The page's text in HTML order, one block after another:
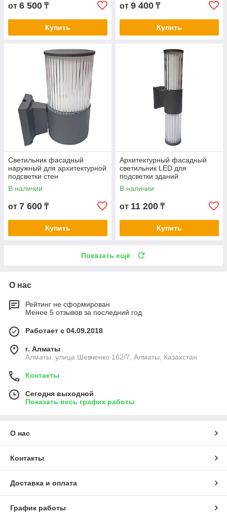
от 6 500 ₸
Купить
от 9 400 ₸
Купить
Светильник фасадный
наружный для архитектурной
подсветки стен
В наличии
от 7 600 ₸
Купить
Архитектурный фасадный
светильник LED для
подсветки зданий
В наличии
от 11 200 ₸
Купить
Показать ещё
О нас
Рейтинг не сформирован
Менее 5 отзывов за последний год
Работает с 04.09.2018
г. Алматы
Алматы. улица Шевченко 162/7, Алматы, Казахстан
Контакты
Сегодня выходной
Показать весь график работы
О нас
Контакты
Доставка и оплата
График работы